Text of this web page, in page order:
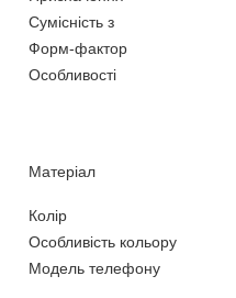
Сумісність з
Форм-фактор
Особливості
Матеріал
Колір
Особливість кольору
Модель телефону